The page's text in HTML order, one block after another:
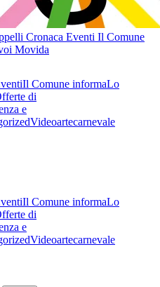
Cronaca Eventi Il Comune
Movida
Il Comune informaLo
di
e
Videoartecarnevale
Il Comune informaLo
di
e
Videoartecarnevale